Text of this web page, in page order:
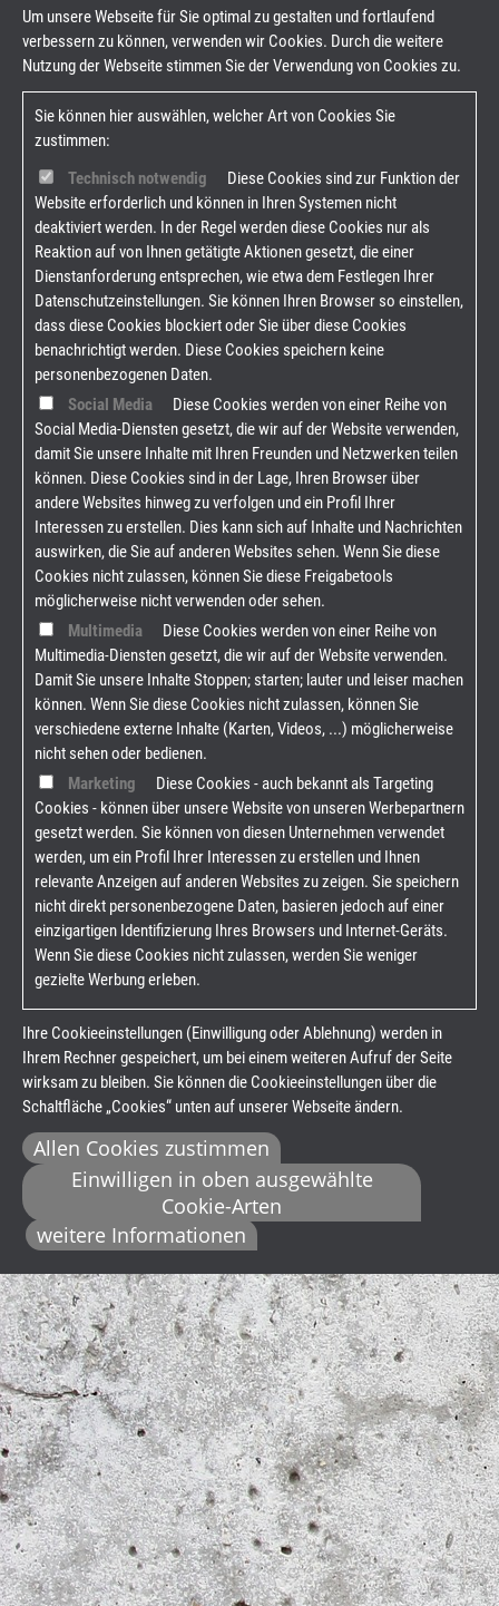
Um unsere Webseite für Sie optimal zu gestalten und fortlaufend
verbessern zu können, verwenden wir Cookies. Durch die weitere
Nutzung der Webseite stimmen Sie der Verwendung von Cookies zu.
Sie können hier auswählen, welcher Art von Cookies Sie
zustimmen:
Technisch notwendig
Diese Cookies sind zur Funktion der
Website erforderlich und können in Ihren Systemen nicht
deaktiviert werden. In der Regel werden diese Cookies nur als
Reaktion auf von Ihnen getätigte Aktionen gesetzt, die einer
Dienstanforderung entsprechen, wie etwa dem Festlegen Ihrer
Datenschutzeinstellungen. Sie können Ihren Browser so einstellen,
dass diese Cookies blockiert oder Sie über diese Cookies
benachrichtigt werden. Diese Cookies speichern keine
personenbezogenen Daten.
Social Media
Diese Cookies werden von einer Reihe von
Social Media-Diensten gesetzt, die wir auf der Website verwenden,
damit Sie unsere Inhalte mit Ihren Freunden und Netzwerken teilen
können. Diese Cookies sind in der Lage, Ihren Browser über
andere Websites hinweg zu verfolgen und ein Profil Ihrer
Interessen zu erstellen. Dies kann sich auf Inhalte und Nachrichten
auswirken, die Sie auf anderen Websites sehen. Wenn Sie diese
Cookies nicht zulassen, können Sie diese Freigabetools
möglicherweise nicht verwenden oder sehen.
Multimedia
Diese Cookies werden von einer Reihe von
Multimedia-Diensten gesetzt, die wir auf der Website verwenden.
Damit Sie unsere Inhalte Stoppen; starten; lauter und leiser machen
können. Wenn Sie diese Cookies nicht zulassen, können Sie
verschiedene externe Inhalte (Karten, Videos, ...) möglicherweise
nicht sehen oder bedienen.
Marketing
Diese Cookies - auch bekannt als Targeting
Cookies - können über unsere Website von unseren Werbepartnern
gesetzt werden. Sie können von diesen Unternehmen verwendet
werden, um ein Profil Ihrer Interessen zu erstellen und Ihnen
relevante Anzeigen auf anderen Websites zu zeigen. Sie speichern
nicht direkt personenbezogene Daten, basieren jedoch auf einer
einzigartigen Identifizierung Ihres Browsers und Internet-Geräts.
Wenn Sie diese Cookies nicht zulassen, werden Sie weniger
gezielte Werbung erleben.
Ihre Cookieeinstellungen (Einwilligung oder Ablehnung) werden in
Ihrem Rechner gespeichert, um bei einem weiteren Aufruf der Seite
wirksam zu bleiben. Sie können die Cookieeinstellungen über die
Schaltfläche „Cookies“ unten auf unserer Webseite ändern.
Allen Cookies zustimmen
Einwilligen in oben ausgewählte
Cookie-Arten
weitere Informationen